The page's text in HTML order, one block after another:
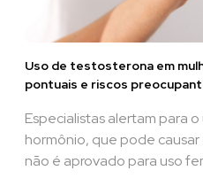
Uso de testosterona em
pontuais e riscos
Especialistas alertam para
hormônio, que pode
não é aprovado para uso